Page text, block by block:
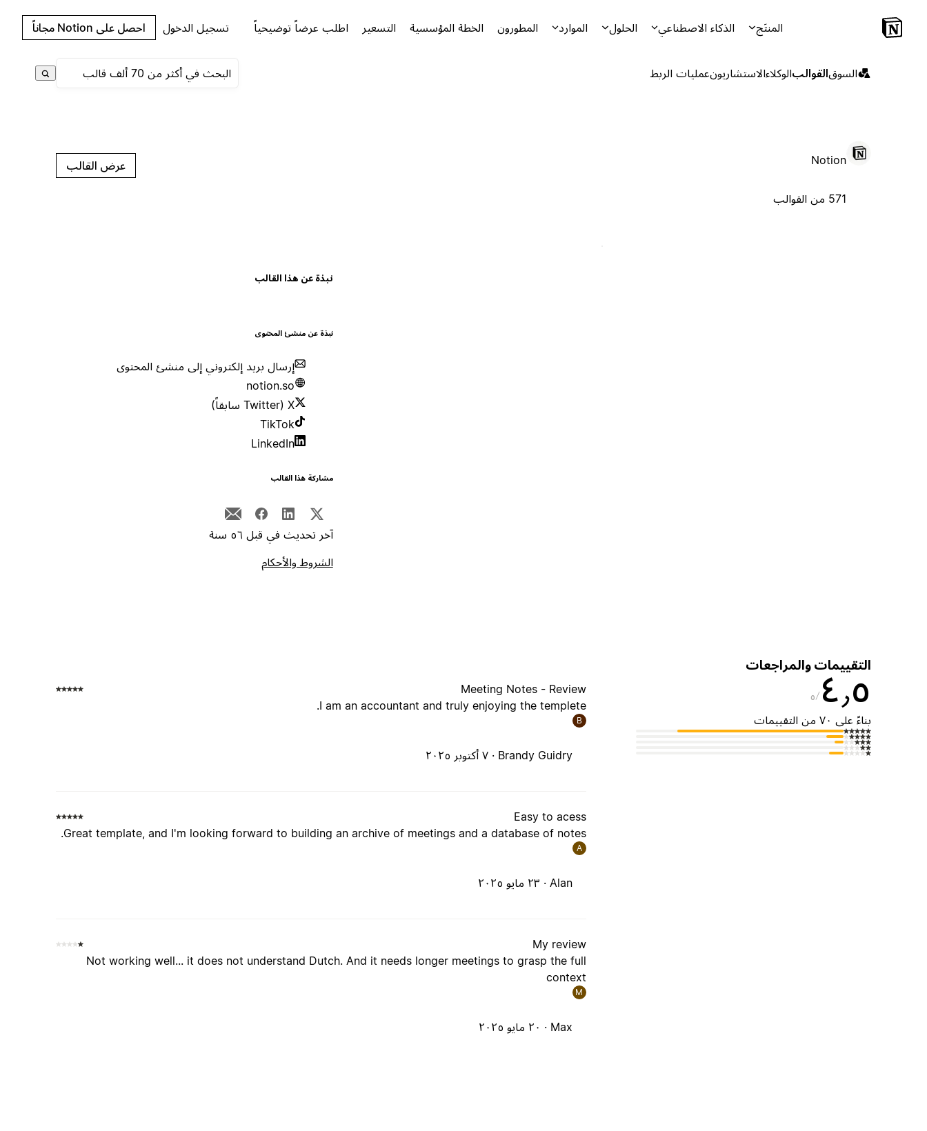
المنتَج الذكاء الاصطناعي الحلول الموارد المطورون الخطة المؤسسية التسعير اطلب عرضاً توضيحياً تسجيل الدخول احصل على Notion مجاناً
السوقالقوالبالوكلاءالاستشاريونعمليات الربط
Notion
571 من القوالب
عرض القالب
نبذة عن هذا القالب
نبذة عن منشئ المحتوى
إرسال بريد إلكتروني إلى منشئ المحتوى
notion.so
X (Twitter سابقاً)
TikTok
LinkedIn
مشاركة هذا القالب
آخر تحديث في قبل ٥٦ سنة
الشروط والأحكام
التقييمات والمراجعات
٤٫٥ ٥
بناءً على ٧٠ من التقييمات
Meeting Notes - Review
I am an accountant and truly enjoying the templete.
B
Brandy Guidry · ٧ أكتوبر ٢٠٢٥
Easy to acess
Great template, and I'm looking forward to building an archive of meetings and a database of notes.
A
Alan · ٢٣ مايو ٢٠٢٥
My review
Not working well... it does not understand Dutch. And it needs longer meetings to grasp the full
context
M
Max · ٢٠ مايو ٢٠٢٥